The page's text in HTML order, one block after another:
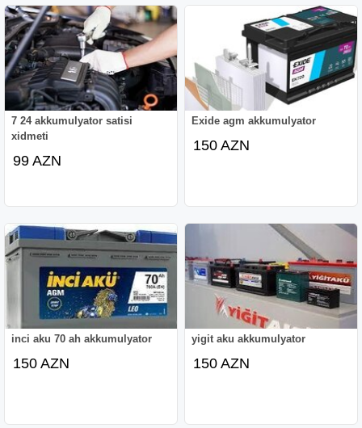
7 24 akkumulyator satisi
xidmeti
99 AZN
Exide agm akkumulyator
150 AZN
inci aku 70 ah akkumulyator
150 AZN
yigit aku akkumulyator
150 AZN